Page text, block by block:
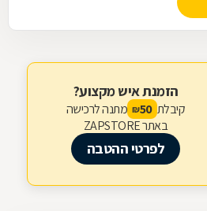
הזמנת איש מקצוע?
קיבלת 50
₪ מתנה לרכישה
באתר ZAPSTORE
לפרטי ההטבה